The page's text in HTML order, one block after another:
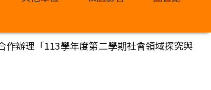
作辦理「113學年度第二學期社會領域探究與